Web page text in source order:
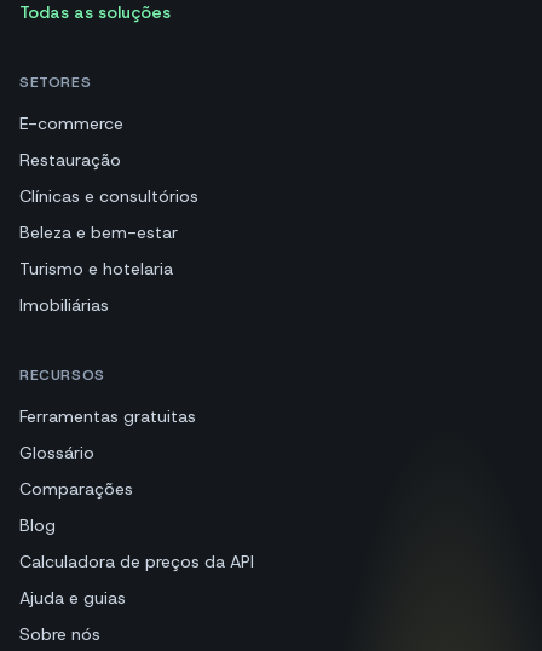
Todas as soluções
SETORES
E-commerce
Restauração
Clínicas e consultórios
Beleza e bem-estar
Turismo e hotelaria
Imobiliárias
RECURSOS
Ferramentas gratuitas
Glossário
Comparações
Blog
Calculadora de preços da API
Ajuda e guias
Sobre nós